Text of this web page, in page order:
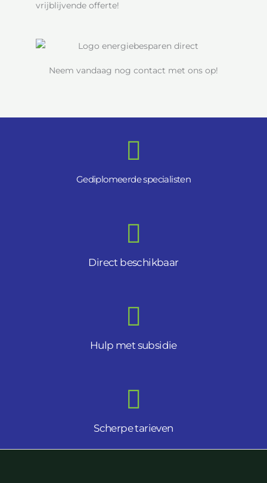
vrijblijvende offerte!
Neem vandaag nog contact met ons op!
Gediplomeerde specialisten
Direct beschikbaar
Hulp met subsidie
Scherpe tarieven